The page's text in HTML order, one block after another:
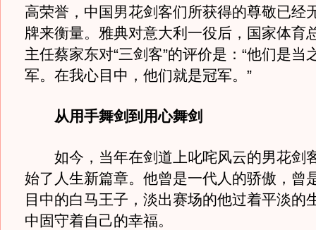
高荣誉，中国男花剑客们所获得的尊敬已经
牌来衡量。雅典对意大利一役后，国家体育
主任蔡家东对“三剑客”的评价是：“他们是当
军。在我心目中，他们就是冠军。”
从用手舞剑到用心舞剑
如今，当年在剑道上叱咤风云的男花剑
始了人生新篇章。他曾是一代人的骄傲，曾
目中的白马王子，淡出赛场的他过着平淡的
中固守着自己的幸福。